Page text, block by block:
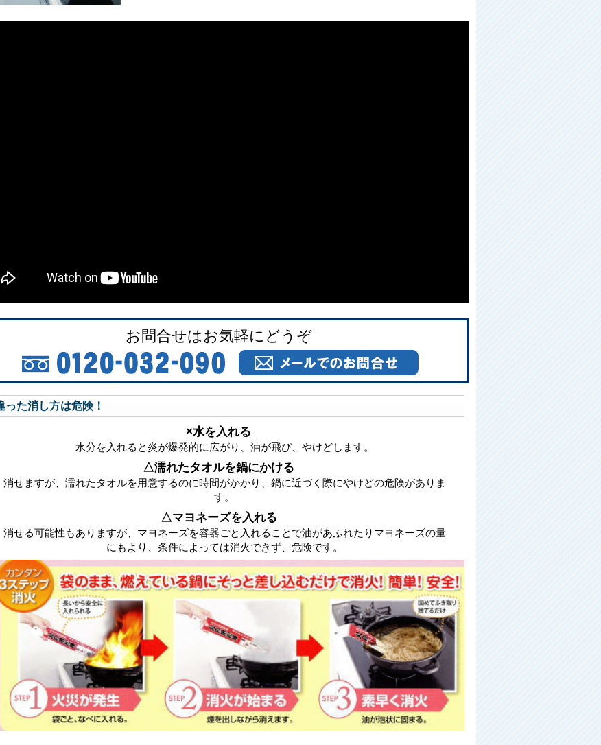
お問合せはお気軽にどうぞ
った消し方は危険！
×水を入れる
水分を入れると炎が爆発的に広がり、油が飛び、やけどします。
△濡れたタオルを鍋にかける
消せますが、濡れたタオルを用意するのに時間がかかり、鍋に近づく際にやけどの危険がありま
す。
△マヨネーズを入れる
消せる可能性もありますが、マヨネーズを容器ごと入れることで油があふれたりマヨネーズの量
にもより、条件によっては消火できず、危険です。